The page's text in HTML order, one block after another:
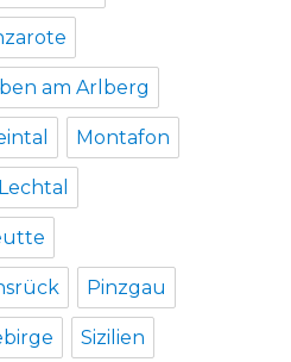
am Arlberg
Montafon
Pinzgau
Sizilien